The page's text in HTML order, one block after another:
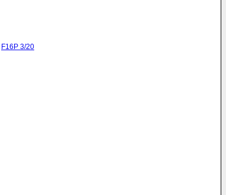
F16P 3/20